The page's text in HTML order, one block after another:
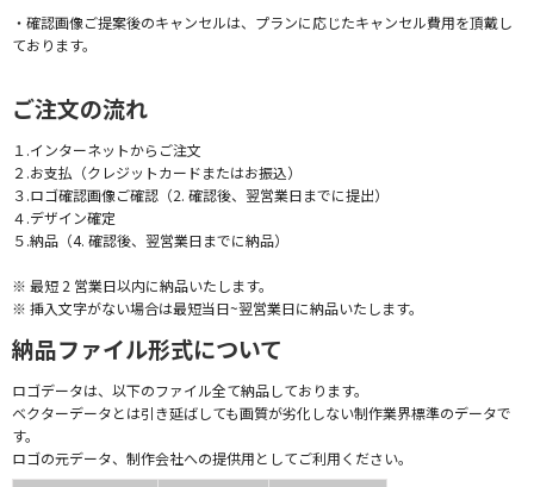
・確認画像ご提案後のキャンセルは、プランに応じたキャンセル費用を頂戴し
ております。
ご注文の流れ
１.インターネットからご注文
２.お支払（クレジットカードまたはお振込）
３.ロゴ確認画像ご確認（2. 確認後、翌営業日までに提出）
４.デザイン確定
５.納品（4. 確認後、翌営業日までに納品）
※ 最短 2 営業日以内に納品いたします。
※ 挿入文字がない場合は最短当日~翌営業日に納品いたします。
納品ファイル形式について
ロゴデータは、以下のファイル全て納品しております。
ベクターデータとは引き延ばしても画質が劣化しない制作業界標準のデータで
す。
ロゴの元データ、制作会社への提供用としてご利用ください。